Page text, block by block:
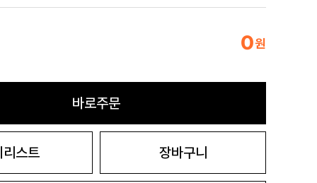
0원
바로주문
리스트 장바구니